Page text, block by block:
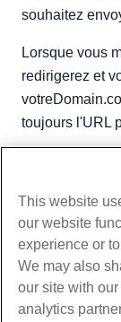
souhaitez
Lorsque vous
redirigerez et
toujours l'URL
Des produits
Hébergement Web
This website
our website
experience or
We may also
our site with
analytics